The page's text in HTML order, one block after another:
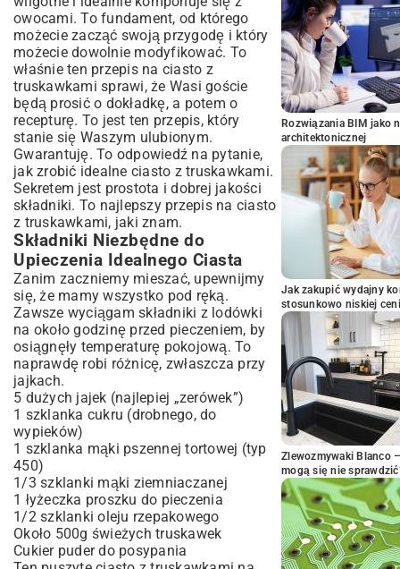
owocami. To fundament, od którego
możecie zacząć swoją przygodę i który
możecie dowolnie modyfikować. To
właśnie ten przepis na ciasto z
truskawkami sprawi, że Wasi goście
będą prosić o dokładkę, a potem o
recepturę. To jest ten przepis, który
stanie się Waszym ulubionym.
Gwarantuję. To odpowiedź na pytanie,
jak zrobić idealne ciasto z truskawkami.
Sekretem jest prostota i dobrej jakości
składniki. To najlepszy przepis na ciasto
z truskawkami, jaki znam.
Składniki Niezbędne do
Upieczenia Idealnego Ciasta
Zanim zaczniemy mieszać, upewnijmy
się, że mamy wszystko pod ręką.
Zawsze wyciągam składniki z lodówki
na około godzinę przed pieczeniem, by
osiągnęły temperaturę pokojową. To
naprawdę robi różnicę, zwłaszcza przy
jajkach.
5 dużych jajek (najlepiej „zerówek”)
1 szklanka cukru (drobnego, do
wypieków)
1 szklanka mąki pszennej tortowej (typ
450)
1/3 szklanki mąki ziemniaczanej
1 łyżeczka proszku do pieczenia
1/2 szklanki oleju rzepakowego
Około 500g świeżych truskawek
Cukier puder do posypania
Rozwiązania BIM jako
architektonicznej
Jak zakupić wydajny
stosunkowo niskiej
Zlewozmywaki Blanco
mogą się nie